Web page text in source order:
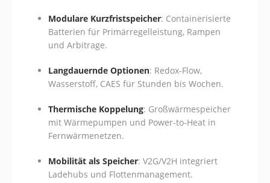
Modulare Kurzfristspeicher: Containerisierte
Batterien für Primärregelleistung, Rampen
und Arbitrage.
Langdauernde Optionen: Redox-Flow,
Wasserstoff, CAES für Stunden bis Wochen.
Thermische Koppelung: Großwärmespeicher
mit Wärmepumpen und Power-to-Heat in
Fernwärmenetzen.
Mobilität als Speicher: V2G/V2H integriert
Ladehubs und Flottenmanagement.